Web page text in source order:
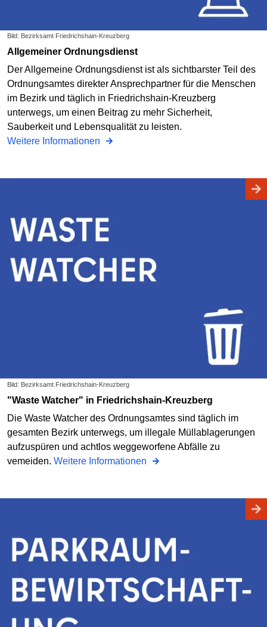
Bild: Bezirksamt Friedrichshain-Kreuzberg
Allgemeiner Ordnungsdienst
Der Allgemeine Ordnungsdienst ist als sichtbarster Teil des
Ordnungsamtes direkter Ansprechpartner für die Menschen
im Bezirk und täglich in Friedrichshain-Kreuzberg
unterwegs, um einen Beitrag zu mehr Sicherheit,
Sauberkeit und Lebensqualität zu leisten.
Weitere Informationen
Bild: Bezirksamt Friedrichshain-Kreuzberg
"Waste Watcher" in Friedrichshain-Kreuzberg
Die Waste Watcher des Ordnungsamtes sind täglich im
gesamten Bezirk unterwegs, um illegale Müllablagerungen
aufzuspüren und achtlos weggeworfene Abfälle zu
vemeiden. Weitere Informationen